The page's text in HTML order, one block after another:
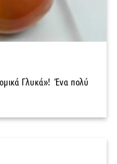
Γλυκά»! Ένα πολύ